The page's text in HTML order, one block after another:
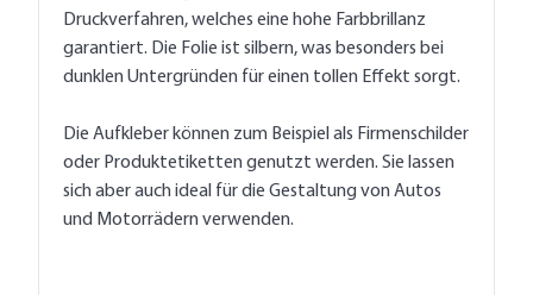
Druckverfahren, welches eine hohe Farbbrillanz
garantiert. Die Folie ist silbern, was besonders bei
dunklen Untergründen für einen tollen Effekt sorgt.
Die Aufkleber können zum Beispiel als Firmenschilder
oder Produktetiketten genutzt werden. Sie lassen
sich aber auch ideal für die Gestaltung von Autos
und Motorrädern verwenden.